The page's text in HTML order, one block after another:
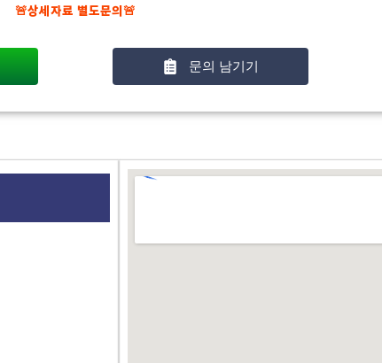
🚨상세자료 별도문의🚨
문의 남기기